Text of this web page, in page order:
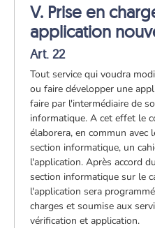
V. Prise en
application
Art. 22
Tout service qui voudra
ou faire développer une
faire par l'intermédiaire de
informatique. A cet effet le
élaborera, en commun avec
section informatique, un
l'application. Après accord
section informatique sur le
l'application sera
charges et soumise aux
vérification et application.